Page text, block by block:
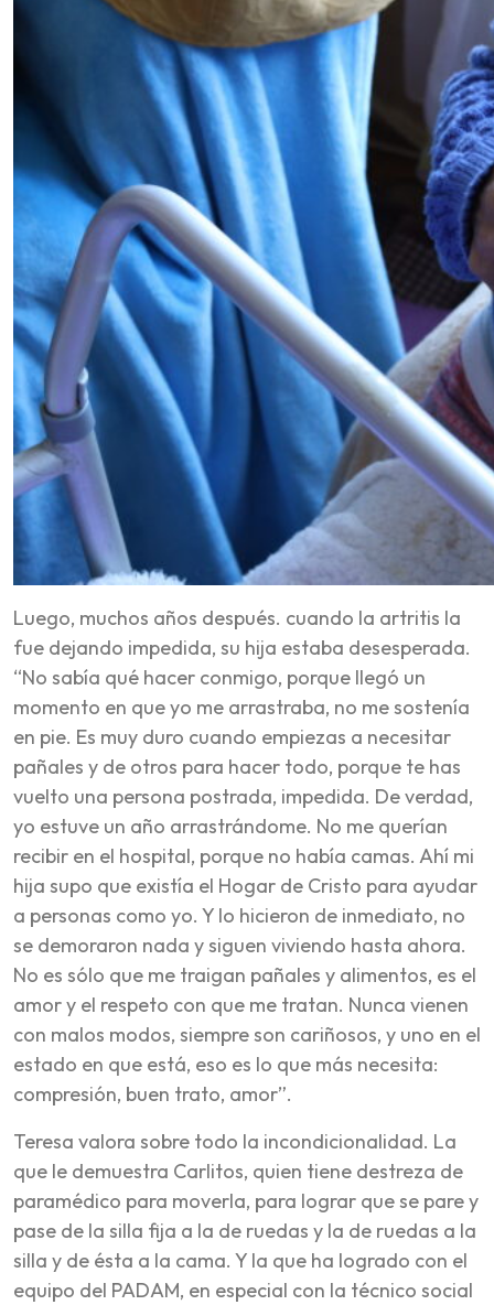
Luego, muchos años después. cuando la artritis la
fue dejando impedida, su hija estaba desesperada.
“No sabía qué hacer conmigo, porque llegó un
momento en que yo me arrastraba, no me sostenía
en pie. Es muy duro cuando empiezas a necesitar
pañales y de otros para hacer todo, porque te has
vuelto una persona postrada, impedida. De verdad,
yo estuve un año arrastrándome. No me querían
recibir en el hospital, porque no había camas. Ahí mi
hija supo que existía el Hogar de Cristo para ayudar
a personas como yo. Y lo hicieron de inmediato, no
se demoraron nada y siguen viviendo hasta ahora.
No es sólo que me traigan pañales y alimentos, es el
amor y el respeto con que me tratan. Nunca vienen
con malos modos, siempre son cariñosos, y uno en el
estado en que está, eso es lo que más necesita:
compresión, buen trato, amor”.
Teresa valora sobre todo la incondicionalidad. La
que le demuestra Carlitos, quien tiene destreza de
paramédico para moverla, para lograr que se pare y
pase de la silla fija a la de ruedas y la de ruedas a la
silla y de ésta a la cama. Y la que ha logrado con el
equipo del PADAM, en especial con la técnico social